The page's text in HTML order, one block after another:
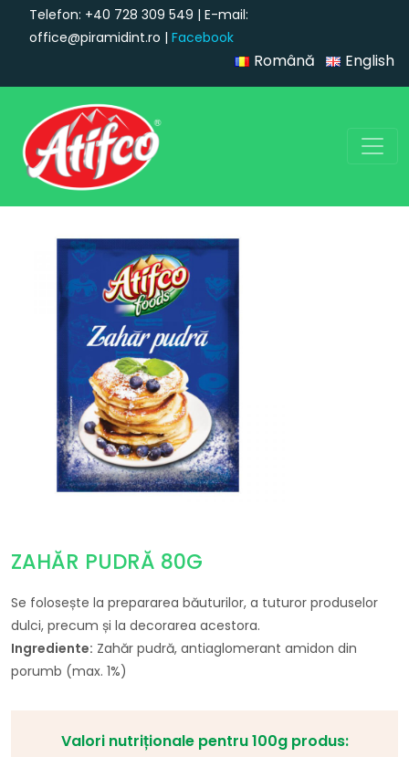
Telefon: +40 728 309 549 | E-mail:
office@piramidint.ro | Facebook
Română English
Navigare principală
ZAHĂR PUDRĂ 80G
Se folosește la prepararea băuturilor, a tuturor produselor
dulci, precum și la decorarea acestora.
Ingrediente: Zahăr pudră, antiaglomerant amidon din
porumb (max. 1%)
Valori nutriționale pentru 100g produs: